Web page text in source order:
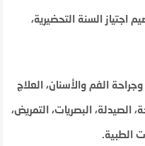
السنة التحضيرية،
الفم والأسنان، العلاج
الصيدلة، البصريات، التمريض،
الطبية.